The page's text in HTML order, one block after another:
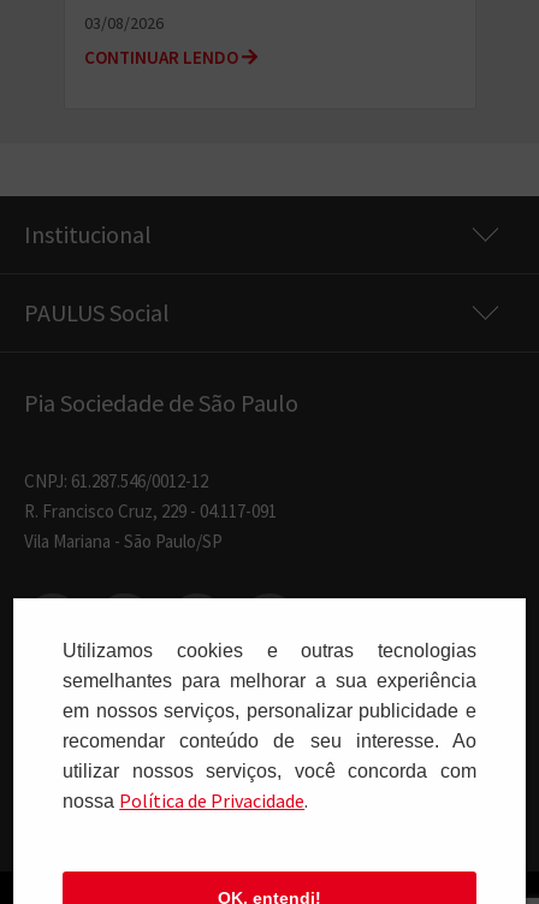
03/08/2026
CONTINUAR LENDO
Institucional
PAULUS Social
Pia Sociedade de São Paulo
CNPJ: 61.287.546/0012-12
R. Francisco Cruz, 229 - 04.117-091
Vila Mariana - São Paulo/SP
Paulus Editora pelo mundo:
Brasil
Utilizamos cookies e outras tecnologias
semelhantes para melhorar a sua experiência
em nossos serviços, personalizar publicidade e
recomendar conteúdo de seu interesse. Ao
utilizar nossos serviços, você concorda com
nossa Polí­tica de Privacidade.
OK, entendi!